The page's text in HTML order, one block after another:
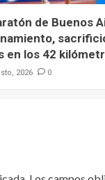
de Buenos
en los 42
2026 0